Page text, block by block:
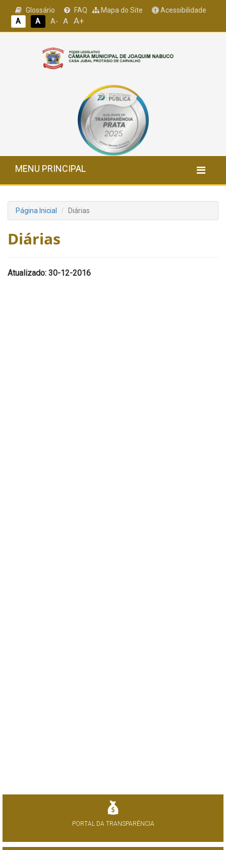
Glossário FAQ Mapa do Site
Acessibilidade
A
A A- A A+
MENU PRINCIPAL
Página Inicial Diárias
Diárias
Atualizado: 30-12-2016
PORTAL DA TRANSPARÊNCIA